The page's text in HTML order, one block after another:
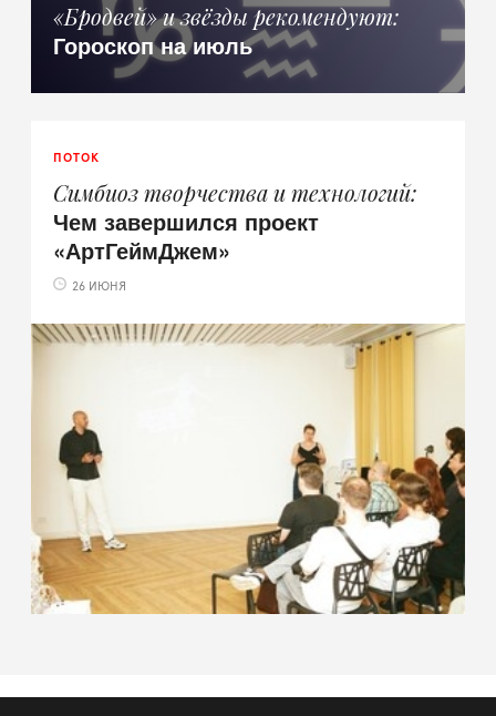
«Бродвей» и звёзды рекомендуют
Гороскоп на июль
ПОТОК
Симбиоз творчества и технологий
Чем завершился проект
«АртГеймДжем»
26 ИЮНЯ